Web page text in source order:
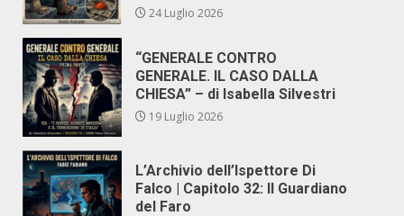
24 Luglio 2026
“GENERALE CONTRO
GENERALE. IL CASO DALLA
CHIESA” – di Isabella Silvestri
19 Luglio 2026
L’Archivio dell’Ispettore Di
Falco | Capitolo 32: Il Guardiano
del Faro